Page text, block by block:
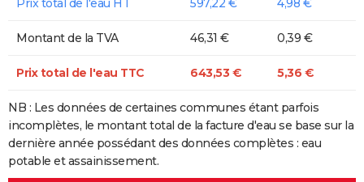
Montant de la TVA 46,31 € 0,39 €
Prix total de l'eau TTC 643,53 € 5,36 €
NB : Les données de certaines communes étant parfois
incomplètes, le montant total de la facture d'eau se base sur la
dernière année possédant des données complètes : eau
potable et assainissement.